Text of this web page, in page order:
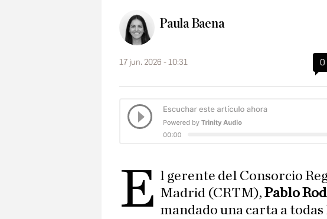
Paula Baena
17 jun. 2026 - 10:31 0
e l gerente del Consorcio
Madrid (CRTM),Pablo
mandado una carta a